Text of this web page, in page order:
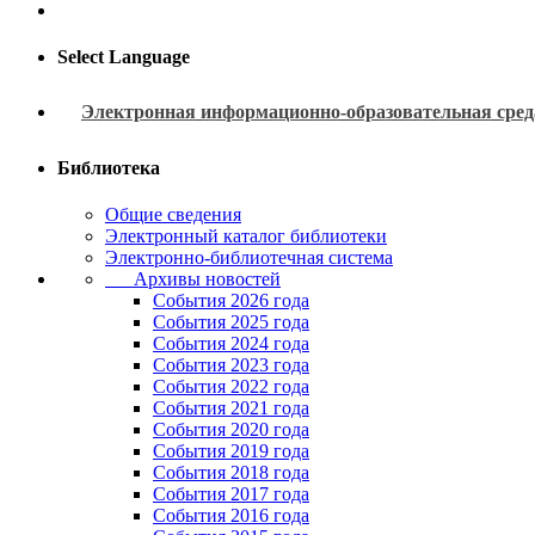
Select Language
Электронная информационно-образовательная
Библиотека
Общие сведения
Электронный каталог библиотеки
Электронно-библиотечная система
Архивы новостей
Cобытия 2026 года
События 2025 года
События 2024 года
События 2023 года
Cобытия 2022 года
Cобытия 2021 года
События 2020 года
События 2019 года
События 2018 года
События 2017 года
События 2016 года